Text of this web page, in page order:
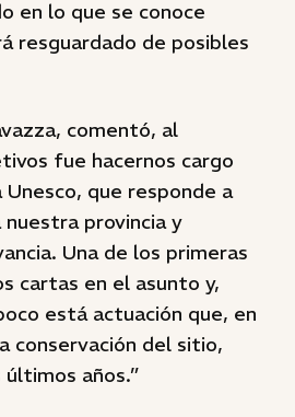
en lo que se conoce
resguardado de posibles
comentó, al
fue hacernos cargo
que responde a
provincia y
Una de los primeras
cartas en el asunto y,
está actuación que, en
conservación del sitio,
años.”